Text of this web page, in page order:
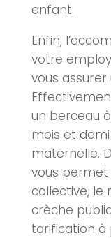
enfant.
Enfin,
votre
vous
un berceau
mois et demi
maternelle.
vous
collective, le
crèche
tarification à